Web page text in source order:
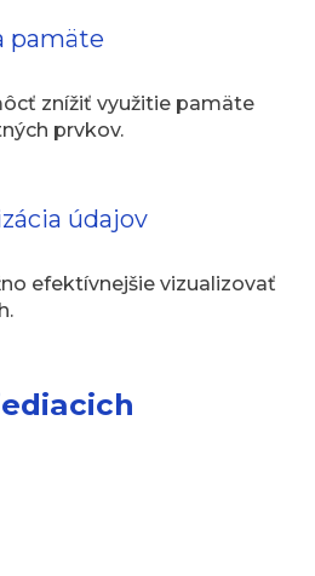
pamäte
znížiť využitie pamäte
prvkov.
údajov
efektívnejšie vizualizovať